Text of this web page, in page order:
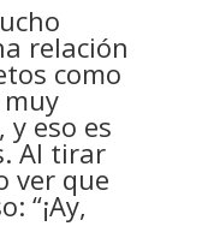
relación
como
y eso es
Al tirar
ver que
“¡Ay,